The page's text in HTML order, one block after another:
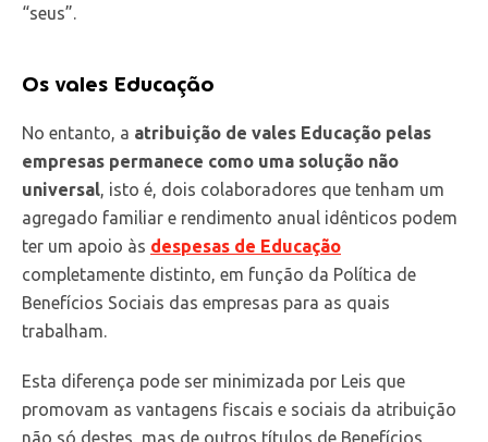
“seus”.
Os vales Educação
No entanto, a atribuição de vales Educação pelas
empresas permanece como uma solução não
universal , isto é, dois colaboradores que tenham um
agregado familiar e rendimento anual idênticos podem
ter um apoio às despesas de Educação
completamente distinto, em função da Política de
Benefícios Sociais das empresas para as quais
trabalham.
Esta diferença pode ser minimizada por Leis que
promovam as vantagens fiscais e sociais da atribuição
não só destes, mas de outros títulos de Benefícios